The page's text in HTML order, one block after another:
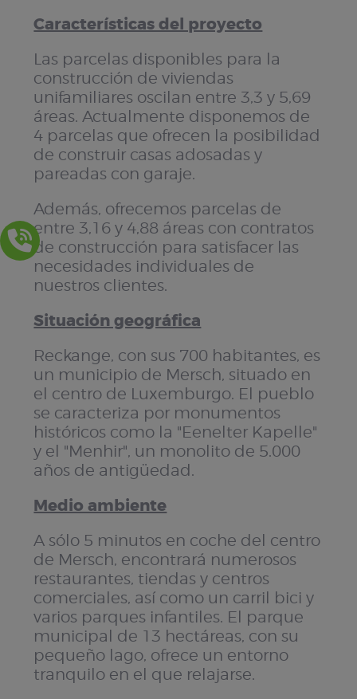
Características del proyecto
Las parcelas disponibles para la
construcción de viviendas
unifamiliares oscilan entre 3,3 y 5,69
áreas. Actualmente disponemos de
4 parcelas que ofrecen la posibilidad
de construir casas adosadas y
pareadas con garaje.
Además, ofrecemos parcelas de
entre 3,16 y 4,88 áreas con contratos
de construcción para satisfacer las
necesidades individuales de
nuestros clientes.
Situación geográfica
Reckange, con sus 700 habitantes, es
un municipio de Mersch, situado en
el centro de Luxemburgo. El pueblo
se caracteriza por monumentos
históricos como la "Eenelter Kapelle"
y el "Menhir", un monolito de 5.000
años de antigüedad.
Medio ambiente
A sólo 5 minutos en coche del centro
de Mersch, encontrará numerosos
restaurantes, tiendas y centros
comerciales, así como un carril bici y
varios parques infantiles. El parque
municipal de 13 hectáreas, con su
pequeño lago, ofrece un entorno
tranquilo en el que relajarse.